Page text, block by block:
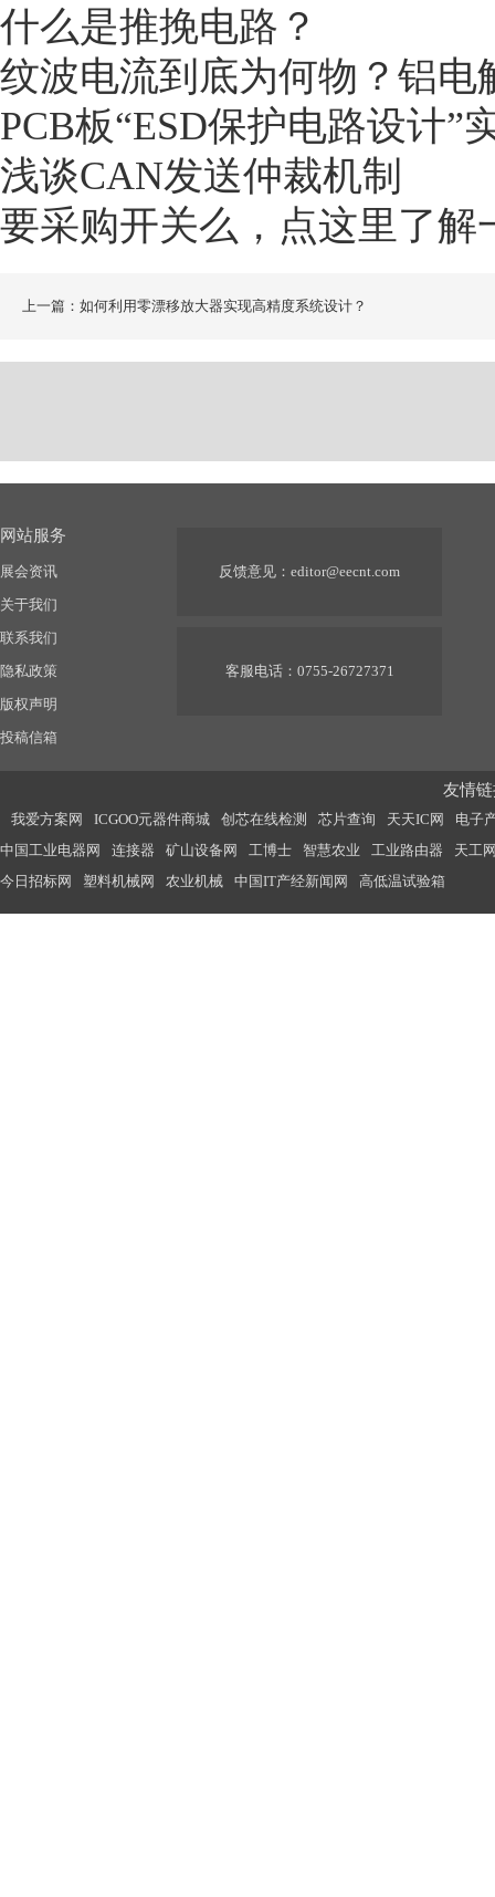
什么是推挽电路？
纹波电流到底为何物？铝
PCB板“ESD保护电路设计”
浅谈CAN发送仲裁机制
要采购开关么，点这里了解
上一篇：如何利用零漂移放大器实现高精度系统设计？
网站服务
展会资讯
关于我们
联系我们
隐私政策
版权声明
投稿信箱
反馈意见： editor@eecnt.com
客服电话：0755-26727371
友情
我爱方案网 ICGOO元器件商城 创芯在线检测 芯片查询 天天IC网
电子
中国工业电器网
连接器 矿山设备网 工博士 智慧农业 工业路由器
天工
今日招标网
塑料机械网 农业机械 中国IT产经新闻网 高低温试验箱